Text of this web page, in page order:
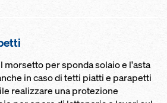
morsetto per sponda solaio e l'asta
in caso di tetti piatti e parapetti
realizzare una protezione